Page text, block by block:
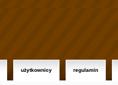
użytkownicy regulamin